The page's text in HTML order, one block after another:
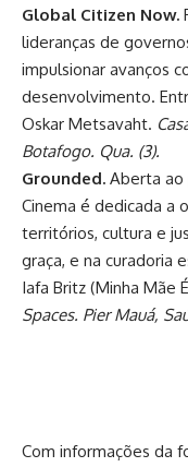
Global Citizen Now.
lideranças de
impulsionar avanços
desenvolvimento.
Oskar Metsavaht.
Botafogo. Qua. (3).
Grounded. Aberta ao
Cinema é dedicada a
territórios, cultura e
graça, e na curadoria
Iafa Britz (Minha Mãe
Spaces. Pier Mauá,
Com informações da